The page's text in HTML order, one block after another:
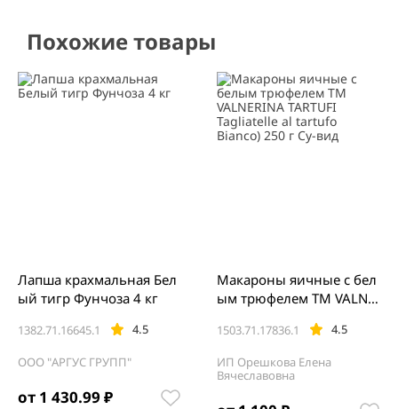
Похожие товары
от 1 430.99 ₽
1382.71.16645.1 4.5
Лапша крахмальная Бел
ый тигр Фунчоза 4 кг
ООО "АРГУС ГРУПП"
1503.71.17836.1 4.5
Макароны яичные с бел
ым трюфелем ТМ VALNE
l tartufo Bianco) 250 г Су-
вид
ИП Орешкова Елена
Вячеславовна